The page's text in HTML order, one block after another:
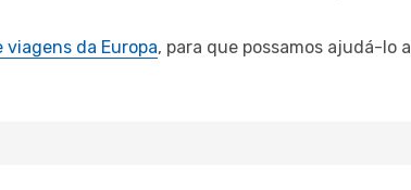
viagens da Europa, para que possamos ajudá-lo a